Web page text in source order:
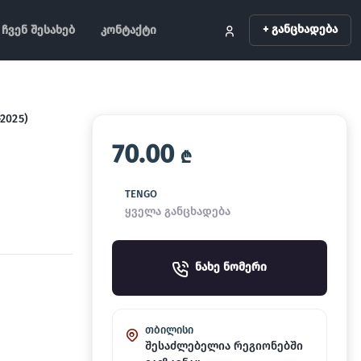
ჩვენ შესახებ კონტაქტი + განცხადება
70.00 ₾
TENGO
ყველა განცხადება
ნახე ნომერი
თბილისი
შესაძლებელია რეგიონებში